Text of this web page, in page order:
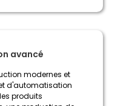
avancé
modernes et
d'automatisation
produits